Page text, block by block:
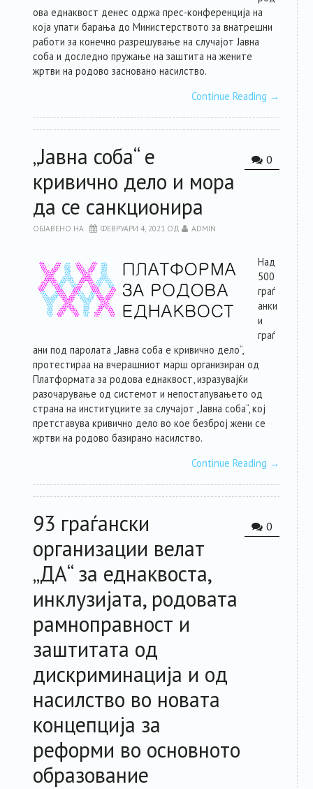
ова еднаквост денес одржа прес-конференција на
која упати барања до Министерството за внатрешни
работи за конечно разрешување на случајот Јавна
соба и доследно пружање на заштита на жените
жртви на родово засновано насилство.
Continue Reading →
0
„Јавна соба“ е
кривично дело и мора
да се санкционира
ОБЈАВЕНО НА ФЕВРУАРИ 4, 2021 ОД ADMIN
Над
500
граѓ
анки
и
граѓ
ани под паролата „Јавна соба е кривично дело“,
протестираа на вчерашниот марш организиран од
Платформата за родова еднаквост, изразувајќи
разочарување од системот и непостапувањето од
страна на институциите за случајот „Јавна соба“, кој
претставува кривично дело во кое безброј жени се
жртви на родово базирано насилство.
Continue Reading →
0
93 граѓански
организации велат
„ДА“ за еднаквоста,
инклузијата, родовата
рамноправност и
заштитата од
дискриминација и од
насилство во новата
концепција за
реформи во основното
образование